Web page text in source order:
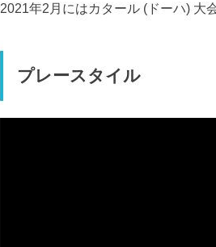
2021年2月にはカタール (ドーハ) 大
プレースタイル